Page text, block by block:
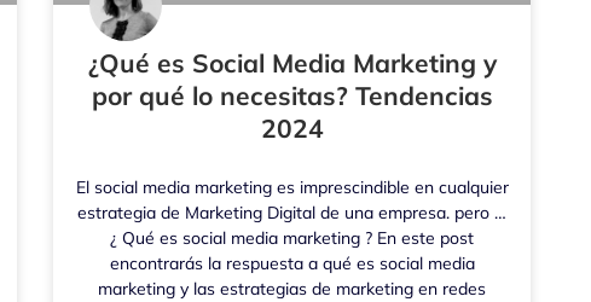
¿Qué es Social Media Marketing y
por qué lo necesitas? Tendencias
2024
El social media marketing es imprescindible en cualquier
estrategia de Marketing Digital de una empresa. pero …
¿ Qué es social media marketing ? En este post
encontrarás la respuesta a qué es social media
marketing y las estrategias de marketing en redes